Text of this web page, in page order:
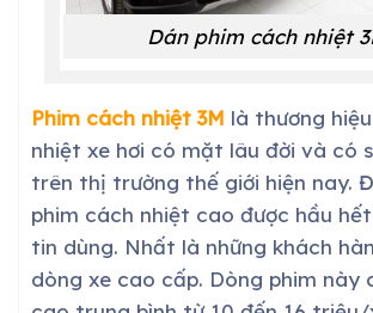
Dán phim cách nhiệt
Phim cách nhiệt 3M là thương
nhiệt xe hơi có mặt lâu đời và có
trên thị trường thế giới hiện nay.
phim cách nhiệt cao được hầu
tin dùng. Nhất là những khách
dòng xe cao cấp. Dòng phim này